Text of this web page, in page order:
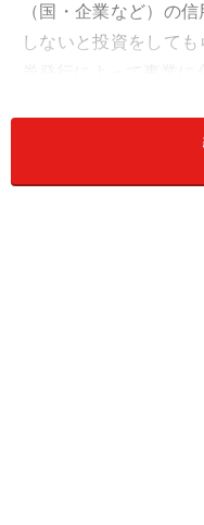
（国・企業など）の
しないと投資をして
信用力の高い国の国
も投資をしてもらえ